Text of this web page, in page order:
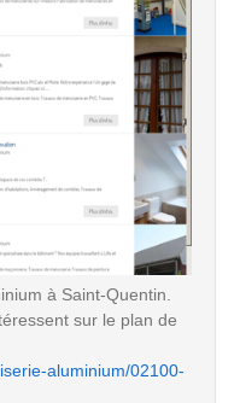
à Saint-Quentin.
sur le plan de
aluminium/02100-